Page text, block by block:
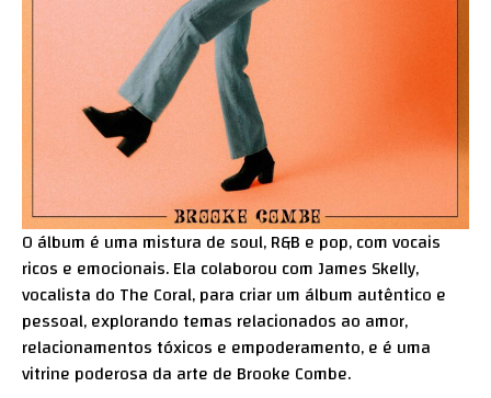
O álbum é uma mistura de soul, R&B e pop, com vocais
ricos e emocionais. Ela colaborou com James Skelly,
vocalista do The Coral, para criar um álbum autêntico e
pessoal, explorando temas relacionados ao amor,
relacionamentos tóxicos e empoderamento, e é uma
vitrine poderosa da arte de Brooke Combe.